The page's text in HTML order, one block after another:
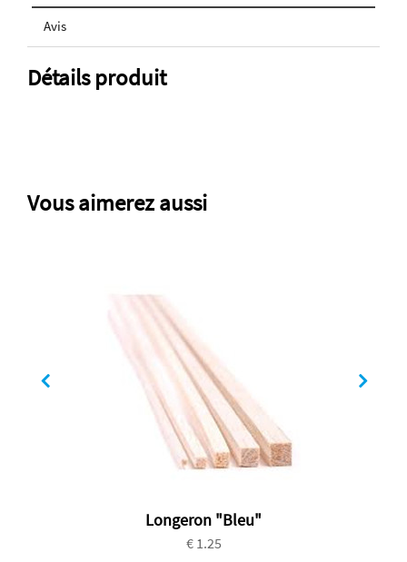
Avis
Détails produit
Vous aimerez aussi
Longeron "Bleu"
€ 1.25